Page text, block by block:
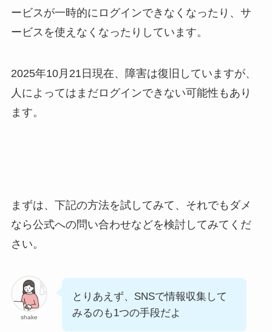
ービスが一時的にログインできなくなったり、サ
ービスを使えなくなったりしています。
2025年10月21日現在、障害は復旧していますが、
人によってはまだログインできない可能性もあり
ます。
まずは、下記の方法を試してみて、それでもダメ
なら公式への問い合わせなどを検討してみてくだ
さい。
shake
とりあえず、SNSで情報収集して
みるのも1つの手段だよ